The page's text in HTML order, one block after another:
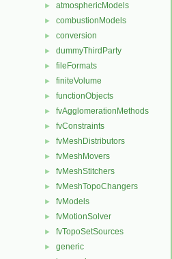
► atmosphericModels
► combustionModels
► conversion
► dummyThirdParty
► fileFormats
► finiteVolume
► functionObjects
► fvAgglomerationMethods
► fvConstraints
► fvMeshDistributors
► fvMeshMovers
► fvMeshStitchers
► fvMeshTopoChangers
► fvModels
► fvMotionSolver
► fvTopoSetSources
► generic